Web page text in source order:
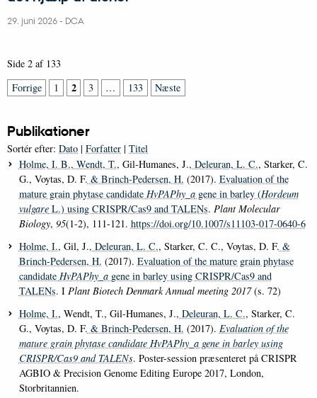
29. juni 2026- DCA
Side 2 af 133
Forrige
1 2 3 … 133 Næste
Publikationer
Sortér efter: Dato | Forfatter | Titel
Holme, I. B., Wendt, T., Gil-Humanes, J., Deleuran, L. C., Starker, C.
G., Voytas, D. F. & Brinch-Pedersen, H. (2017). Evaluation of the
mature grain phytase candidate HvPAPhy_agene in barley (Hordeum
vulgareL.) using CRISPR/Cas9 and TALENs. Plant Molecular
Biology, 95(1-2), 111-121. https://doi.org/10.1007/s11103-017-0640-6
Holme, I., Gil, J., Deleuran, L. C., Starker, C. C., Voytas, D. F. &
Brinch-Pedersen, H. (2017). Evaluation of the mature grain phytase
candidate HvPAPhy_a gene in barley using CRISPR/Cas9 and
TALENs. I Plant Biotech Denmark Annual meeting 2017(s. 72)
Holme, I., Wendt, T., Gil-Humanes, J., Deleuran, L. C., Starker, C.
G., Voytas, D. F. & Brinch-Pedersen, H. (2017). Evaluation of the
mature grain phytase candidate HvPAPhy_agene in barley using
CRISPR/Cas9 and TALENs. Poster-session præsenteret på CRISPR
AGBIO & Precision Genome Editing Europe 2017, London,
Storbritannien.